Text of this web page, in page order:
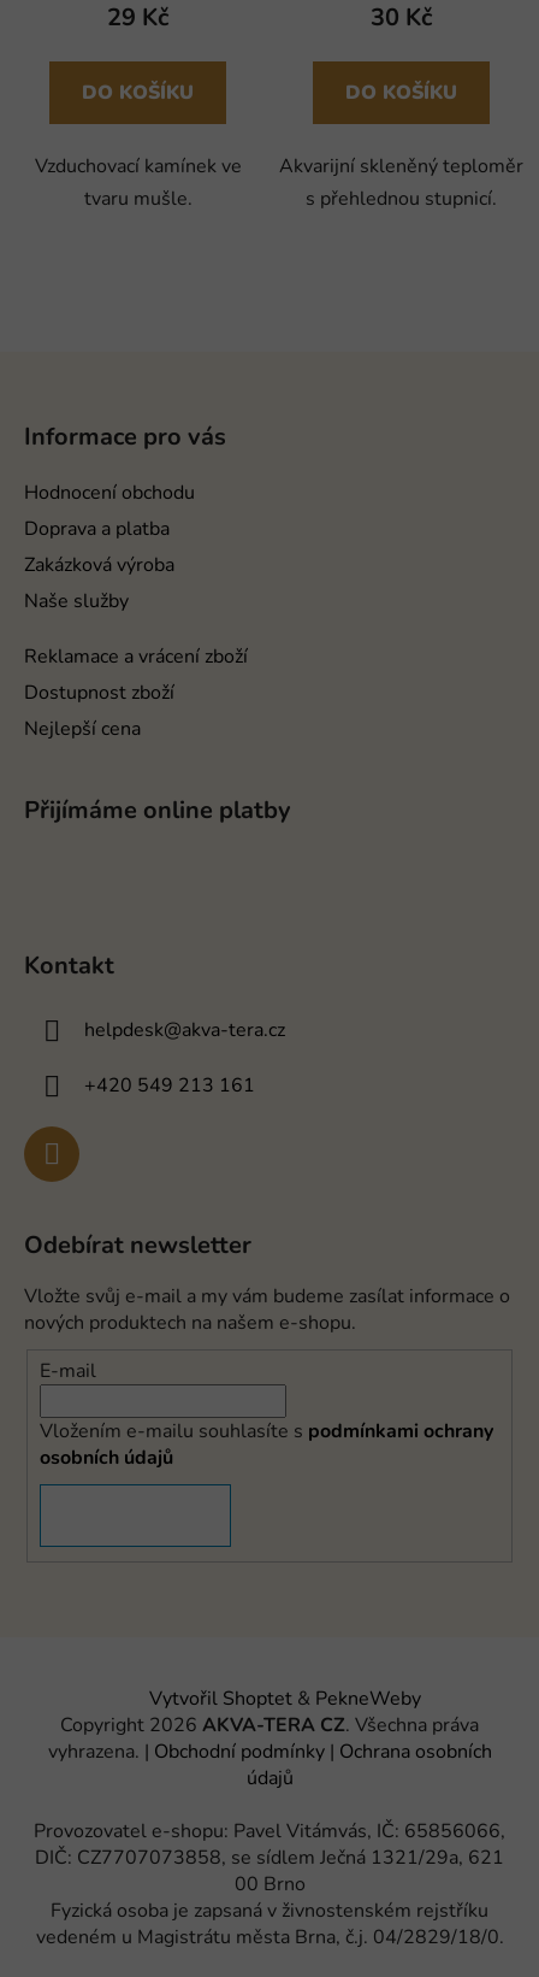
29 Kč
DO KOŠÍKU
Vzduchovací kamínek ve
tvaru mušle.
30 Kč
DO KOŠÍKU
Akvarijní skleněný teploměr
s přehlednou stupnicí.
Informace pro vás
Hodnocení obchodu
Doprava a platba
Zakázková výroba
Naše služby
Reklamace a vrácení zboží
Dostupnost zboží
Nejlepší cena
Přijímáme online platby
Kontakt
helpdesk@akva-tera.cz
+420 549 213 161
Odebírat newsletter
Vložte svůj e-mail a my vám budeme zasílat informace o
nových produktech na našem e-shopu.
E-mail
Vložením e-mailu souhlasíte s podmínkami ochrany
osobních údajů
Vytvořil Shoptet& PekneWeby
Copyright 2026 AKVA-TERA CZ. Všechna práva
vyhrazena. | Obchodní podmínky| Ochrana osobních
údajů
Provozovatel e-shopu: Pavel Vitámvás, IČ: 65856066,
DIČ: CZ7707073858, se sídlem Ječná 1321/29a, 621
00 Brno
Fyzická osoba je zapsaná v živnostenském rejstříku
vedeném u Magistrátu města Brna, č.j. 04/2829/18/0.